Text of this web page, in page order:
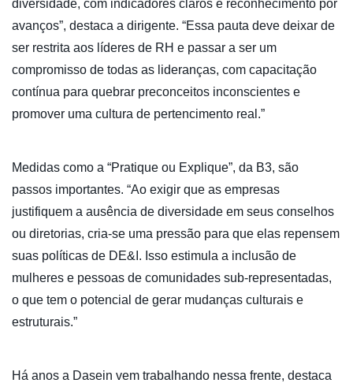
diversidade, com indicadores claros e reconhecimento por
avanços”, destaca a dirigente. “Essa pauta deve deixar de
ser restrita aos líderes de RH e passar a ser um
compromisso de todas as lideranças, com capacitação
contínua para quebrar preconceitos inconscientes e
promover uma cultura de pertencimento real.”
Medidas como a “Pratique ou Explique”, da B3, são
passos importantes. “Ao exigir que as empresas
justifiquem a ausência de diversidade em seus conselhos
ou diretorias, cria-se uma pressão para que elas repensem
suas políticas de DE&I. Isso estimula a inclusão de
mulheres e pessoas de comunidades sub-representadas,
o que tem o potencial de gerar mudanças culturais e
estruturais.”
Há anos a Dasein vem trabalhando nessa frente, destaca